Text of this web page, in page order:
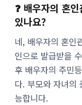
❓ 배우자의 혼
있나요?
네, 배우자의 혼인
인으로 발급받을
후 배우자의 주민
다. 부모와 자녀의
능합니다.